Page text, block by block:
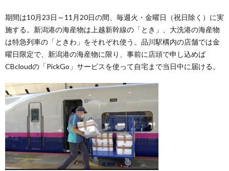
期間は10月23日～11月20日の間、毎週火・金曜日（祝日除く）に実
施する。新潟港の海産物は上越新幹線の「とき」、大洗港の海産物
は特急列車の「ときわ」をそれぞれ使う。品川駅構内の店舗では金
曜日限定で、新潟港の海産物に限り、事前に店頭で申し込めば
CBcloudの「PickGo」サービスを使って自宅まで当日中に届ける。